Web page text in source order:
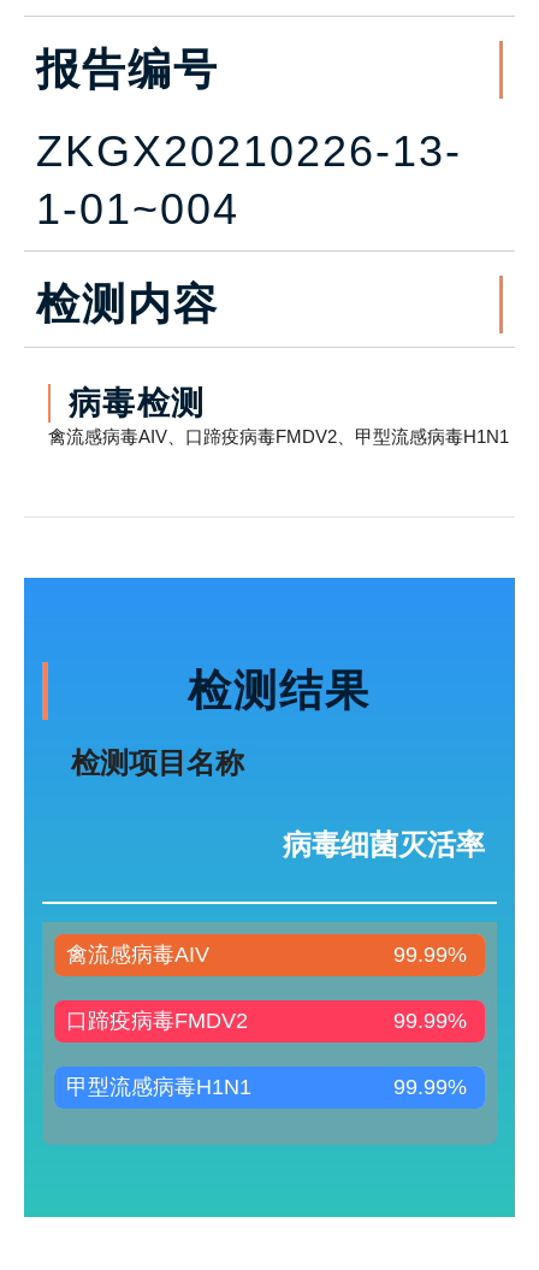
报告编号
ZKGX20210226-13-
1-01~004
检测内容
病毒检测
禽流感病毒AIV、口蹄疫病毒FMDV2、甲型流感病毒H1N1
检测结果
检测项目名称
病毒细菌灭活率
禽流感病毒AIV 99.99%
口蹄疫病毒FMDV2 99.99%
甲型流感病毒H1N1 99.99%